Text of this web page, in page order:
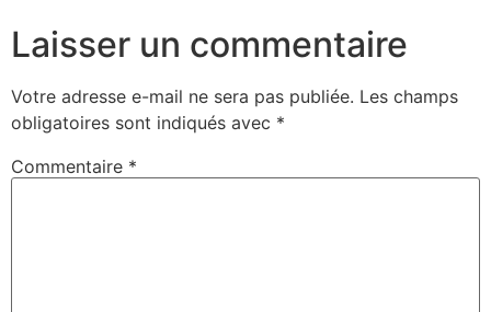
Laisser un commentaire
Votre adresse e-mail ne sera pas publiée. Les champs
obligatoires sont indiqués avec *
Commentaire *